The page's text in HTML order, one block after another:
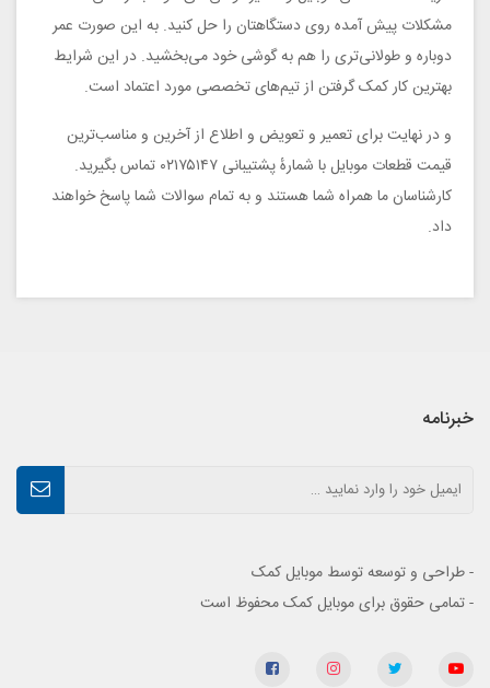
مشکلات پیش آمده روی دستگاهتان را حل کنید. به این صورت عمر
دوباره و طولانی‌تری را هم به گوشی خود می‌بخشید. در این شرایط
بهترین کار کمک گرفتن از تیم‌های تخصصی مورد اعتماد است.
و در نهایت برای تعمیر و تعویض و اطلاع از آخرین و مناسب‌ترین
قیمت قطعات موبایل با شمارهٔ پشتیبانی ۰۲۱۷۵۱۴۷ تماس بگیرید.
کارشناسان ما همراه شما هستند و به تمام سوالات شما پاسخ خواهند
داد.
خبرنامه
- طراحی و توسعه توسط موبایل کمک
- تمامی حقوق برای موبایل کمک محفوظ است